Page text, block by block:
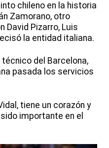
chileno en la historia
Zamorano, otro
David Pizarro, Luis
la entidad italiana.
del Barcelona,
pasada los servicios
tiene un corazón y
importante en el